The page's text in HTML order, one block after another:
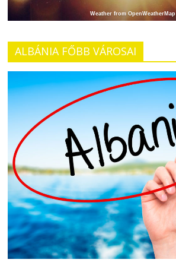
Weather from OpenWeatherMap
ALBÁNIA FŐBB VÁROSAI